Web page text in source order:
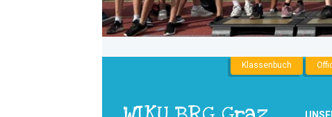
Klassenbuch